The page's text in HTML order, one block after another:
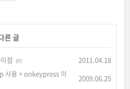
른 글
점 (0)
2011.04.18
사용 + onkeypress 이
2009.06.25